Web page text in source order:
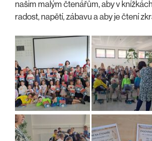
našim malým čtenářům, aby v
radost, napětí, zábavu a aby je čtení